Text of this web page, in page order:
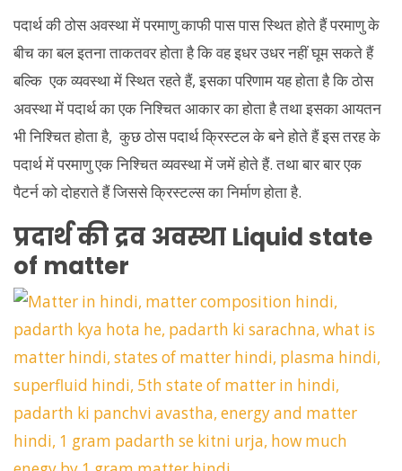
पदार्थ की ठोस अवस्था में परमाणु काफी पास पास स्थित होते हैं परमाणु के
बीच का बल इतना ताकतवर होता है कि वह इधर उधर नहीं घूम सकते हैं
बल्कि एक व्यवस्था में स्थित रहते हैं, इसका परिणाम यह होता है कि ठोस
अवस्था में पदार्थ का एक निश्चित आकार का होता है तथा इसका आयतन
भी निश्चित होता है, कुछ ठोस पदार्थ क्रिस्टल के बने होते हैं इस तरह के
पदार्थ में परमाणु एक निश्चित व्यवस्था में जमें होते हैं. तथा बार बार एक
पैटर्न को दोहराते हैं जिससे क्रिस्टल्स का निर्माण होता है.
प्रदार्थ की द्रव अवस्था Liquid state
of matter